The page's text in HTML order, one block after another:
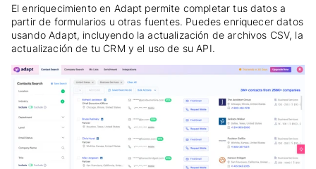
El enriquecimiento en Adapt permite completar tus datos a
partir de formularios u otras fuentes. Puedes enriquecer datos
usando Adapt, incluyendo la actualización de archivos CSV, la
actualización de tu CRM y el uso de su API.